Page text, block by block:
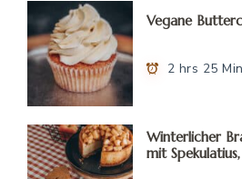
Vegane
2 hrs 25
Winterlicher
mit